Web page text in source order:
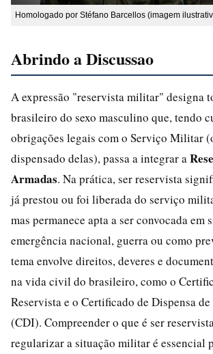
Homologado por Stéfano Barcellos (imagem
Abrindo a Discussao
A expressão "reservista militar" designa
brasileiro do sexo masculino que, tendo
obrigações legais com o Serviço Militar
dispensado delas), passa a integrar a
Armadas. Na prática, ser reservista
já prestou ou foi liberada do serviço
mas permanece apta a ser convocada em
emergência nacional, guerra ou como
tema envolve direitos, deveres e
na vida civil do brasileiro, como o
Reservista e o Certificado de Dispensa
(CDI). Compreender o que é ser
regularizar a situação militar é essencial